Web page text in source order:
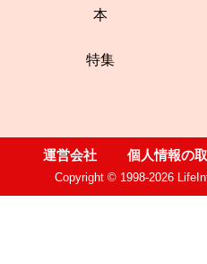
本
特集
運営会社 個人情報の
Copyright © 1998-2026